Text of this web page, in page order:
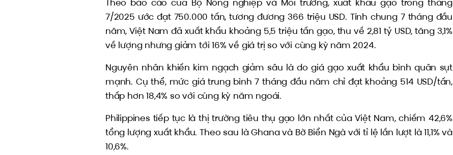
Theo báo cáo của Bộ Nông nghiệp và Môi trường, xuất khẩu gạo trong tháng
7/2025 ước đạt 750.000 tấn, tương đương 366 triệu USD. Tính chung 7 tháng đầu
năm, Việt Nam đã xuất khẩu khoảng 5,5 triệu tấn gạo, thu về 2,81 tỷ USD, tăng 3,1%
về lượng nhưng giảm tới 16% về giá trị so với cùng kỳ năm 2024.
Nguyên nhân khiến kim ngạch giảm sâu là do giá gạo xuất khẩu bình quân sụt
mạnh. Cụ thể, mức giá trung bình 7 tháng đầu năm chỉ đạt khoảng 514 USD/tấn,
thấp hơn 18,4% so với cùng kỳ năm ngoái.
Philippines tiếp tục là thị trường tiêu thụ gạo lớn nhất của Việt Nam, chiếm 42,6%
tổng lượng xuất khẩu. Theo sau là Ghana và Bờ Biển Ngà với tỉ lệ lần lượt là 11,1% và
10,6%.